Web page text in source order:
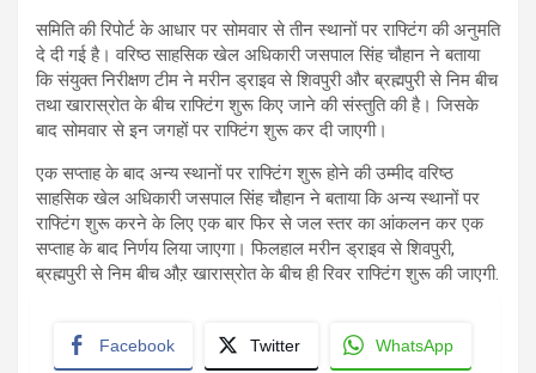
समिति की रिपोर्ट के आधार पर सोमवार से तीन स्थानों पर राफ्टिंग की अनुमति
दे दी गई है। वरिष्ठ साहसिक खेल अधिकारी जसपाल सिंह चौहान ने बताया
कि संयुक्त निरीक्षण टीम ने मरीन ड्राइव से शिवपुरी और ब्रह्मपुरी से निम बीच
तथा खारास्रोत के बीच राफ्टिंग शुरू किए जाने की संस्तुति की है। जिसके
बाद सोमवार से इन जगहों पर राफ्टिंग शुरू कर दी जाएगी।
एक सप्ताह के बाद अन्य स्थानों पर राफ्टिंग शुरू होने की उम्मीद वरिष्ठ
साहसिक खेल अधिकारी जसपाल सिंह चौहान ने बताया कि अन्य स्थानों पर
राफ्टिंग शुरू करने के लिए एक बार फिर से जल स्तर का आंकलन कर एक
सप्ताह के बाद निर्णय लिया जाएगा। फिलहाल मरीन ड्राइव से शिवपुरी,
ब्रह्मपुरी से निम बीच औऱ खारास्रोत के बीच ही रिवर राफ्टिंग शुरू की जाएगी.
Facebook Twitter WhatsApp